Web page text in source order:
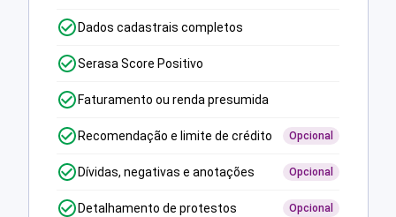
Dados cadastrais completos
Serasa Score Positivo
Faturamento ou renda presumida
Recomendação e limite de crédito Opcional
Dívidas, negativas e anotações Opcional
Detalhamento de protestos Opcional